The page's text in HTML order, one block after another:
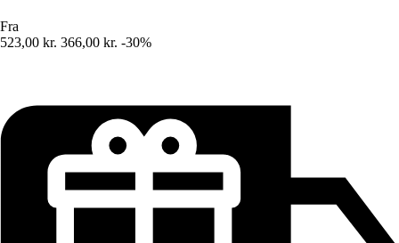
Fra
523,00 kr. 366,00 kr. -30%